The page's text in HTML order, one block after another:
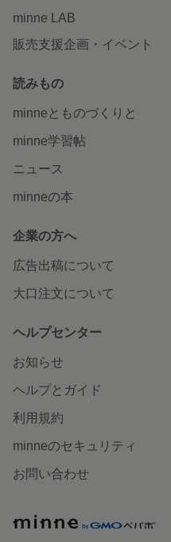
minne LAB
販売支援企画・イベント
読みもの
minneとものづくりと
minne学習帖
ニュース
minneの本
企業の方へ
広告出稿について
大口注文について
ヘルプセンター
お知らせ
ヘルプとガイド
利用規約
minneのセキュリティ
お問い合わせ